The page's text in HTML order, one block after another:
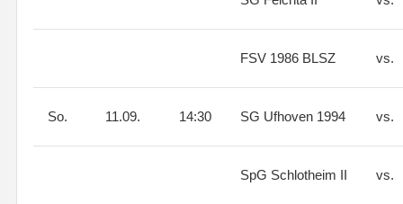
FSV 1986 BLSZ vs.
So. 11.09. 14:30 SG Ufhoven 1994 vs.
SpG Schlotheim II vs.